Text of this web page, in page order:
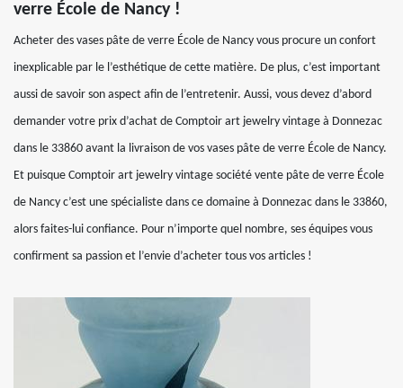
verre École de Nancy !
Acheter des vases pâte de verre École de Nancy vous procure un confort
inexplicable par le l’esthétique de cette matière. De plus, c’est important
aussi de savoir son aspect afin de l’entretenir. Aussi, vous devez d’abord
demander votre prix d’achat de Comptoir art jewelry vintage à Donnezac
dans le 33860 avant la livraison de vos vases pâte de verre École de Nancy.
Et puisque Comptoir art jewelry vintage société vente pâte de verre École
de Nancy c’est une spécialiste dans ce domaine à Donnezac dans le 33860,
alors faites-lui confiance. Pour n’importe quel nombre, ses équipes vous
confirment sa passion et l’envie d’acheter tous vos articles !